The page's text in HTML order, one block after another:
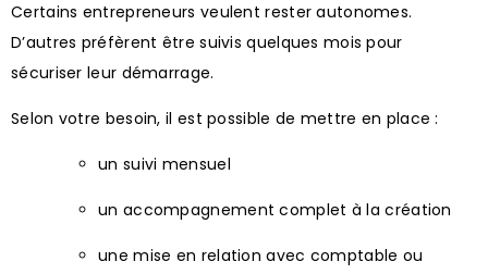
Certains entrepreneurs veulent rester autonomes.
D’autres préfèrent être suivis quelques mois pour
sécuriser leur démarrage.
Selon votre besoin, il est possible de mettre en place :
un suivi mensuel
un accompagnement complet à la création
une mise en relation avec comptable ou